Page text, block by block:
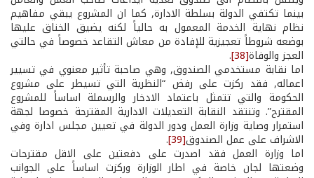
بينما تكتفي الدولة بسلطة الادارة, كما ان المشروع يبقي مفاهيم
نظام نهاية الخدمة المعمول به حالياً لكنه يضيق الخناق عليها
بوضعه شروطاً تعجيزية للإفادة من معاش التقاعد خصوصاً في حالتي
العجز والوفاة[38]
.
اما نقابة مستخدمي الصندوق, وهي صاحبة تأثير معنوي في تسيير
اعماله, فقد ركزت على رفض “النظرية التي تسيطر على مشروع
الحكومة والتي تتمثل باعتماد الادخار والرسملة اساساً للمشروع
المقترح”. وتنتقد النقابة التعديلات الادارية المقترحة خصوصا لجهة
استمرار وصاية وزارة العمل ودور الدولة في تعيين مجلس ادارة وفي
الاشراف على عمل الصندوق[39]
.
اما وزارة العمل فقد اصدرت على دفعتين على الاقل مقترحات
وضعتها لجان خاصة في اطار الوزارة وركزت اساساً على الجوانب